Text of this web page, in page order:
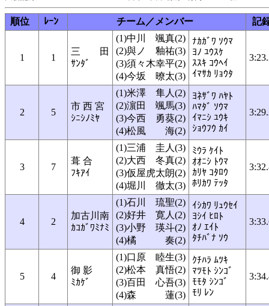
順位 ﾚｰﾝ チーム／メンバー 記
1 1
三 田
ｻﾝﾀﾞ
(1)中川 颯真(2)
(2)與ノ 釉祐(3)
(3)須々木幸平(2)
(4)今坂 暸太(3)
ﾅｶｶﾞﾜ ｿｳﾏ
ﾖﾉ ﾕｳｽｹ
ｽｽｷ ｺｳﾍｲ
ｲﾏｻｶ ﾘｮｳﾀ
2 5
市 西 宮
ｼﾆｼﾉﾐﾔ
(1)米澤 隼人(2)
(2)濵田 颯馬(3)
(3)今西 勇葵(2)
(4)松風 海(2)
ﾖﾈｻﾞﾜ ﾊﾔﾄ
ﾊﾏﾀﾞ ｿｳﾏ
ｲﾏﾆｼ ﾕｳｷ
ｼｮｳﾌｳ ｶｲ
3 7
葺 合
ﾌｷｱｲ
(1)三浦 圭人(3)
(2)大西 冬真(2)
(3)仮屋虎太朗(2)
(4)堀川 徹太(3)
ﾐｳﾗ ｹｲﾄ
ｵｵﾆｼ ﾄｳﾏ
ｶﾘﾔ ｺﾀﾛｳ
ﾎﾘｶﾜ ﾃｯﾀ
4 2
加古川南
ｶｺｶﾞﾜﾐﾅﾐ
(1)石川 琉聖(2)
(2)好井 寛人(2)
(3)小野 瑛斗(2)
(4)橘 奏(2)
ｲｼｶﾜ ﾘｭｳｾｲ
ﾖｼｲ ﾋﾛﾄ
ｵﾉ ｴｲﾄ
ﾀﾁﾊﾞﾅ ｿｳ
5 4
御 影
ﾐｶｹﾞ
(1)口原 睦生(3)
(2)松本 真悟(2)
(3)百田 心吾(3)
(4)森 蓮(3)
ｸﾁﾊﾗ ﾑﾂｷ
ﾏﾂﾓﾄ ｼﾝｺﾞ
ﾓﾓﾀ ｼﾝｺﾞ
ﾓﾘ ﾚﾝ